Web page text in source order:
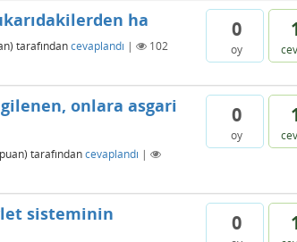
0
oy
ha
tarafındancevaplandı |
102
0
oy
onlara asgari
puan) tarafındancevaplandı |
0
sisteminin